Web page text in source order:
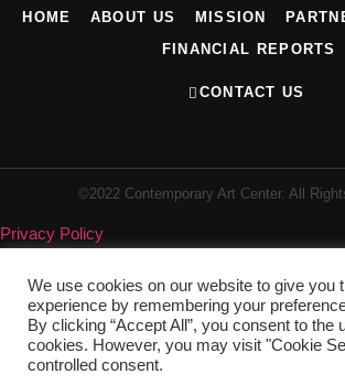
HOME ABOUT US MISSION
FINANCIAL REPORTS
CONTACT US
©2022 Contemporary Art Center. All
Privacy Policy
We use cookies on our website to give you
experience by remembering your
By clicking “Accept All”, you consent to the
cookies. However, you may visit "Cookie
controlled consent.